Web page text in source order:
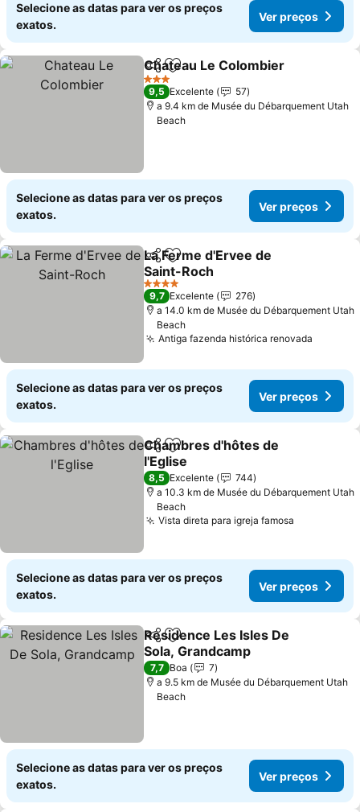
Selecione as datas para ver os preços
exatos.
Ver preços
PartilharAdicionar aos favoritos
Chateau Le Colombier
3 Estrelas
9,5 Excelente
57
a 9.4 km de Musée du Débarquement Utah
Beach
Selecione as datas para ver os preços
exatos.
Ver preços
PartilharAdicionar aos favoritos
La Ferme d'Ervee de
Saint-Roch
4 Estrelas
9,7 Excelente
276
a 14.0 km de Musée du Débarquement Utah
Beach
Antiga fazenda histórica renovada
Selecione as datas para ver os preços
exatos.
Ver preços
PartilharAdicionar aos favoritos
Chambres d'hôtes de
l'Eglise
8,5 Excelente
744
a 10.3 km de Musée du Débarquement Utah
Beach
Vista direta para igreja famosa
Selecione as datas para ver os preços
exatos.
Ver preços
PartilharAdicionar aos favoritos
Residence Les Isles De
Sola, Grandcamp
7,7 Boa
7
a 9.5 km de Musée du Débarquement Utah
Beach
Selecione as datas para ver os preços
exatos.
Ver preços